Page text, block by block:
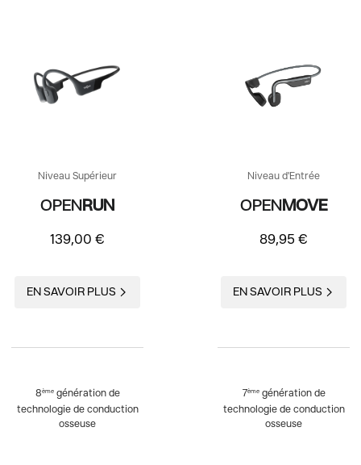
Niveau Supérieur
OPEN RUN
139,00 €
EN SAVOIR PLUS
8èmegénération de
technologie de conduction
osseuse
Niveau d'Entrée
OPEN MOVE
89,95 €
EN SAVOIR PLUS
7èmegénération de
technologie de conduction
osseuse